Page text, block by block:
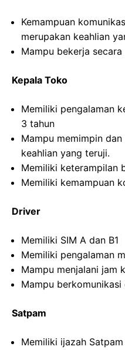
Kemampuan
merupakan keahlian
Mampu bekerja
Kepala Toko
Memiliki pengalaman
3 tahun
Mampu memimpin
keahlian yang teruji.
Memiliki keterampilan
Memiliki kemampuan
Driver
Memiliki SIM A dan B1
Memiliki pengalaman
Mampu menjalani jam
Mampu
Satpam
Memiliki ijazah Satpam